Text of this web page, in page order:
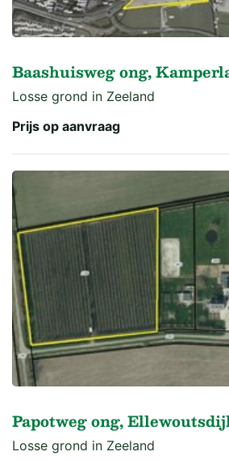
Baashuisweg ong,
Losse grond in Zeeland
Prijs op aanvraag
Papotweg ong,
Losse grond in Zeeland